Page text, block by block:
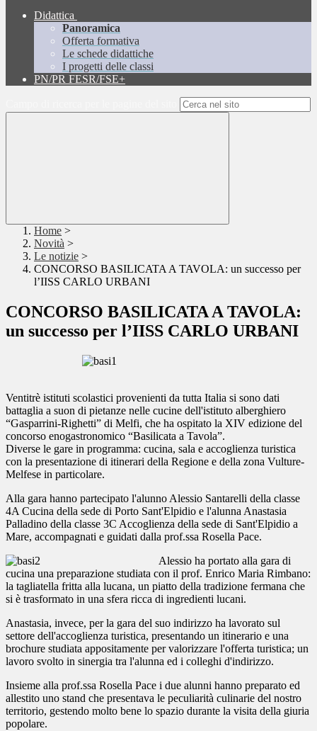
Didattica
Panoramica
Offerta formativa
Le schede didattiche
I progetti delle classi
PN/PR FESR/FSE+
Home >
Novità >
Le notizie >
CONCORSO BASILICATA A TAVOLA: un successo per
l’IISS CARLO URBANI
CONCORSO BASILICATA A TAVOLA:
un successo per l’IISS CARLO URBANI
Ventitrè istituti scolastici provenienti da tutta Italia si sono dati
battaglia a suon di pietanze nelle cucine dell'istituto alberghiero
“Gasparrini-Righetti” di Melfi, che ha ospitato la XIV edizione del
concorso enogastronomico “Basilicata a Tavola”.
Diverse le gare in programma: cucina, sala e accoglienza turistica
con la presentazione di itinerari della Regione e della zona Vulture-
Melfese in particolare.
Alla gara hanno partecipato l'alunno Alessio Santarelli della classe
4A Cucina della sede di Porto Sant'Elpidio e l'alunna Anastasia
Palladino della classe 3C Accoglienza della sede di Sant'Elpidio a
Mare, accompagnati e guidati dalla prof.ssa Rosella Pace.
Alessio ha portato alla gara di
cucina una preparazione studiata con il prof. Enrico Maria Rimbano:
la tagliatella fritta alla lucana, un piatto della tradizione fermana che
si è trasformato in una sfera ricca di ingredienti lucani.
Anastasia, invece, per la gara del suo indirizzo ha lavorato sul
settore dell'accoglienza turistica, presentando un itinerario e una
brochure studiata appositamente per valorizzare l'offerta turistica; un
lavoro svolto in sinergia tra l'alunna ed i colleghi d'indirizzo.
Insieme alla prof.ssa Rosella Pace i due alunni hanno preparato ed
allestito uno stand che presentava le peculiarità culinarie del nostro
territorio, gestendo molto bene lo spazio durante la visita della giuria
popolare.